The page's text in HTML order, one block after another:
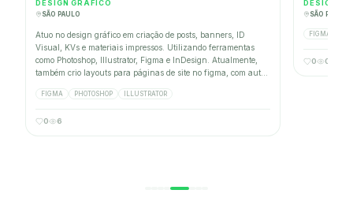
DESIGN GRÁFICO
SÃO PAULO
Atuo no design gráfico em criação de posts, banners, ID
Visual, KVs e materiais impressos. Utilizando ferramentas
como Photoshop, Illustrator, Figma e InDesign. Atualmente,
também crio layouts para páginas de site no figma, com auto-
A área de UX/UI é a que mais me identifico, porque posso
apaixonada pelo design e suas curiosidades!
FIGMA PHOTOSHOP ILLUSTRATOR
0 6
DESIGN
SÃO PAULO
FIGMA
0 0